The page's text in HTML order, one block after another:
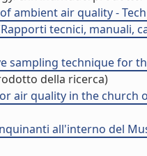
ambient air quality -
tecnici,
sampling technique for
della ricerca)
air quality in the church
all'interno del